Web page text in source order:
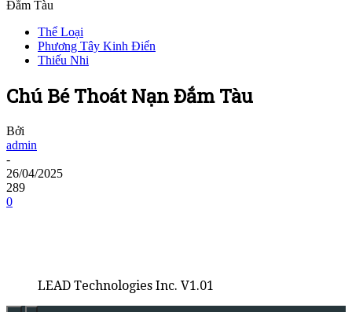
Đắm Tàu
Thể Loại
Phương Tây Kinh Điển
Thiếu Nhi
Chú Bé Thoát Nạn Đắm Tàu
Bởi
admin
-
26/04/2025
289
0
LEAD Technologies Inc. V1.01